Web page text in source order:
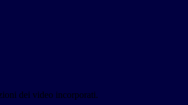
dei video incorporati.